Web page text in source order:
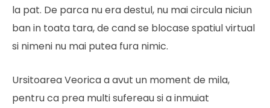
la pat. De parca nu era destul, nu mai circula niciun
ban in toata tara, de cand se blocase spatiul virtual
si nimeni nu mai putea fura nimic.
Ursitoarea Veorica a avut un moment de mila,
pentru ca prea multi sufereau si a inmuiat